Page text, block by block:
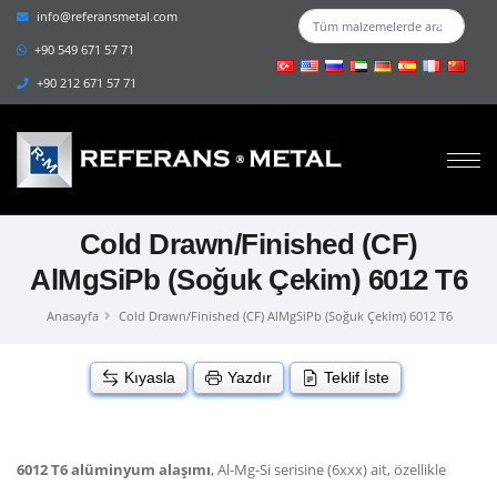
info@referansmetal.com
+90 549 671 57 71
+90 212 671 57 71
Cold Drawn/Finished (CF)
AlMgSiPb (Soğuk Çekim) 6012 T6
Anasayfa Cold Drawn/Finished (CF) AlMgSiPb (Soğuk Çekim) 6012 T6
Kıyasla Yazdır Teklif İste
6012 T6 alüminyum alaşımı, Al-Mg-Si serisine (6xxx) ait, özellikle